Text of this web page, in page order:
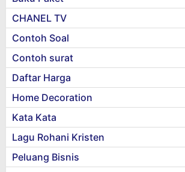
CHANEL TV
Contoh Soal
Contoh surat
Daftar Harga
Home Decoration
Kata Kata
Lagu Rohani Kristen
Peluang Bisnis